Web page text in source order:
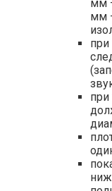
мм
мм